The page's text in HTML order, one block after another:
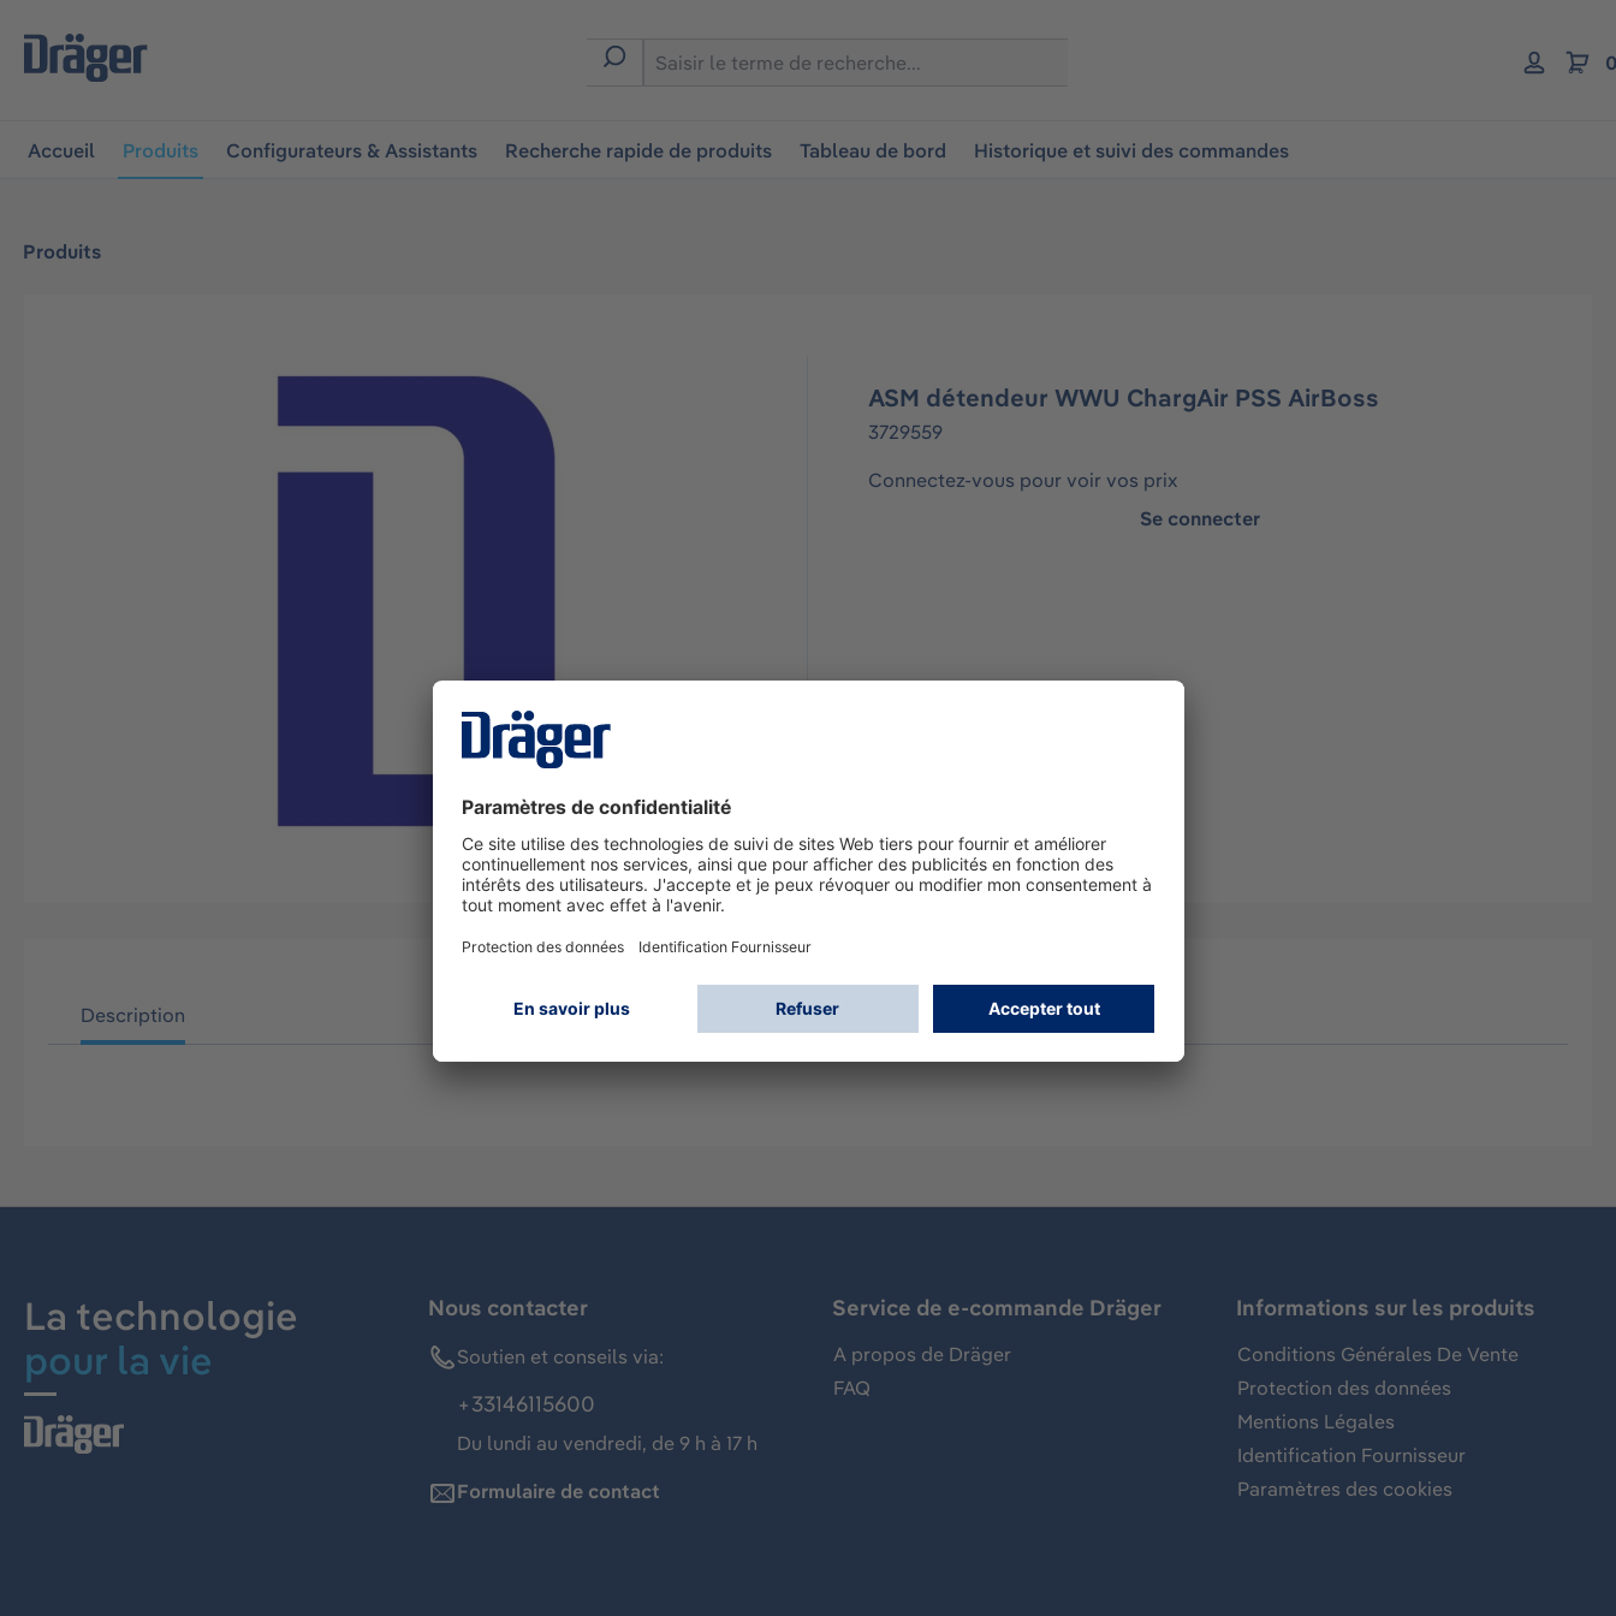
à la navigation principale
Accueil Produits Configurateurs & Assistants Recherche rapide de produits Tableau de bord Historique et suivi des commandes
Produits
ASM détendeur WWU ChargAir PSS AirBoss
3729559
Connectez-vous pour voir vos prix
Se connecter
Description
La technologie
pour la vie
Nous contacter
Soutien et conseils via:
+33146115600
Du lundi au vendredi, de 9 h à 17 h
Formulaire de contact
Service de e-commande Dräger
A propos de Dräger
FAQ
Informations sur les produits
Conditions Générales De Vente
Protection des données
Mentions Légales
Identification Fournisseur
Paramètres des cookies